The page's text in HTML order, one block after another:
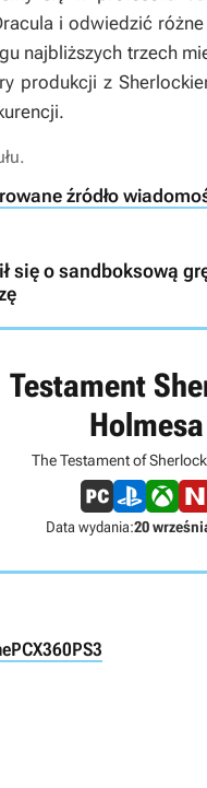
i odwiedzić
najbliższych trzech
produkcji z
źródło
się o sandboksową
Testament
Holmesa
The Testament of
Data wydania:20
PCX360PS3